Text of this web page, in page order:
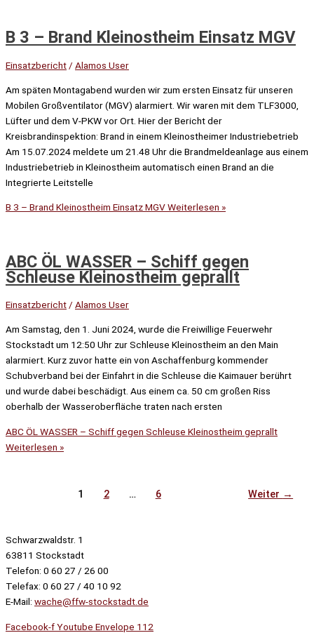
B 3 – Brand Kleinostheim Einsatz MGV
Einsatzbericht / Alamos User
Am späten Montagabend wurden wir zum ersten Einsatz für unseren
Mobilen Großventilator (MGV) alarmiert. Wir waren mit dem TLF3000,
Lüfter und dem V-PKW vor Ort. Hier der Bericht der
Kreisbrandinspektion: Brand in einem Kleinostheimer Industriebetrieb
Am 15.07.2024 meldete um 21.48 Uhr die Brandmeldeanlage aus einem
Industriebetrieb in Kleinostheim automatisch einen Brand an die
Integrierte Leitstelle
B 3 – Brand Kleinostheim Einsatz MGVWeiterlesen »
ABC ÖL WASSER – Schiff gegen
Schleuse Kleinostheim geprallt
Einsatzbericht / Alamos User
Am Samstag, den 1. Juni 2024, wurde die Freiwillige Feuerwehr
Stockstadt um 12:50 Uhr zur Schleuse Kleinostheim an den Main
alarmiert. Kurz zuvor hatte ein von Aschaffenburg kommender
Schubverband bei der Einfahrt in die Schleuse die Kaimauer berührt
und wurde dabei beschädigt. Aus einem ca. 50 cm großen Riss
oberhalb der Wasseroberfläche traten nach ersten
ABC ÖL WASSER – Schiff gegen Schleuse Kleinostheim geprallt
Weiterlesen »
1 2 … 6 Weiter →
Schwarzwaldstr. 1
63811 Stockstadt
Telefon: 0 60 27 / 26 00
Telefax: 0 60 27 / 40 10 92
E-Mail: wache@ffw-stockstadt.de
Facebook-fYoutube Envelope 112